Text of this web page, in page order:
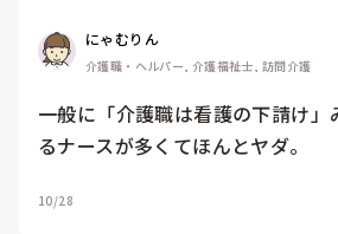
にゃむりん
介護職・ヘルパー, 介護福祉士, 訪問介護
一般に「介護職は看護の下請け」
るナースが多くてほんとヤダ。
10/28